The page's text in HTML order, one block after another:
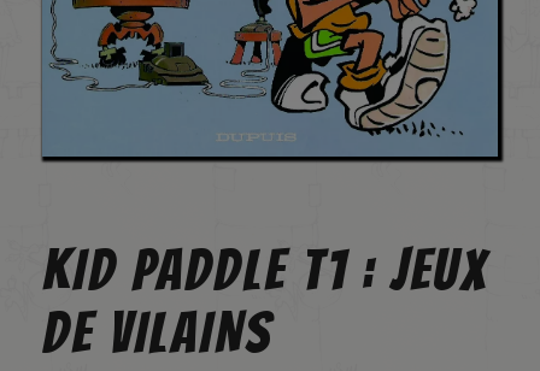
KID PADDLE T1 : JEUX
DE VILAINS